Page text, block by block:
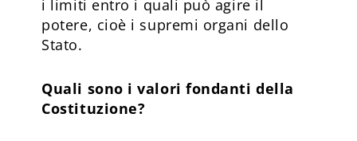
i limiti entro i quali può agire il
potere, cioè i supremi organi dello
Stato.
Quali sono i valori fondanti della
Costituzione?